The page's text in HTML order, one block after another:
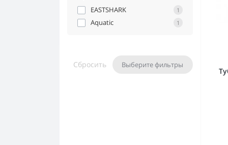
EASTSHARK 1
Aquatic 1
Сбросить Выберите фильтры